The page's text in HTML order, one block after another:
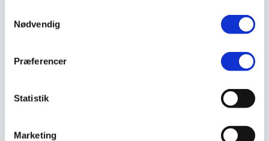
Nødvendig
Præferencer
Statistik
Marketing